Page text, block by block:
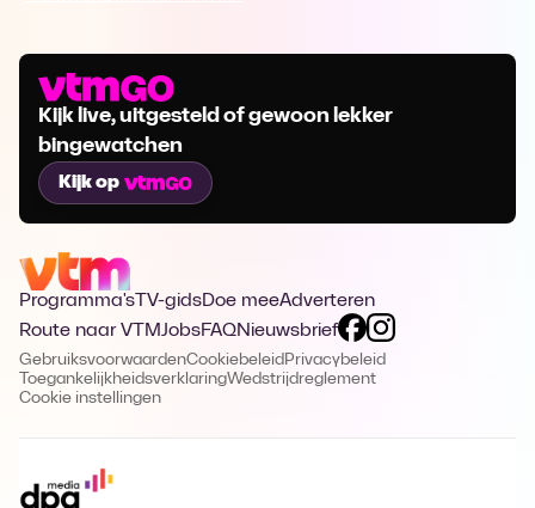
Kijk live, uitgesteld of gewoon lekker
bingewatchen
Kijk op
Programma's TV-gidsDoe meeAdverteren
Route naar VTMJobsFAQNieuwsbrief
GebruiksvoorwaardenCookiebeleid Privacybeleid
ToegankelijkheidsverklaringWedstrijdreglement
Cookie instellingen